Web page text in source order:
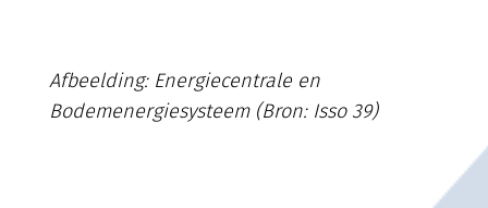
Afbeelding: Energiecentrale en
Bodemenergiesysteem (Bron: Isso 39)